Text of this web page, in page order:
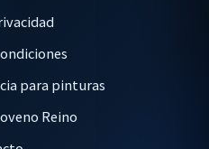
para pinturas
Reino